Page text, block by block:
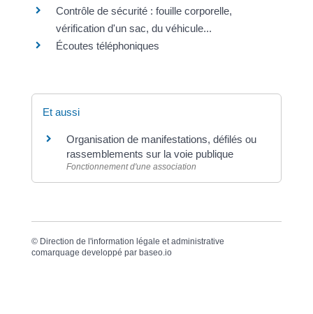
Contrôle de sécurité : fouille corporelle,
vérification d'un sac, du véhicule...
Écoutes téléphoniques
Et aussi
Organisation de manifestations, défilés ou
rassemblements sur la voie publique
Fonctionnement d'une association
© Direction de l'information légale et administrative
comarquage developpé par baseo.io